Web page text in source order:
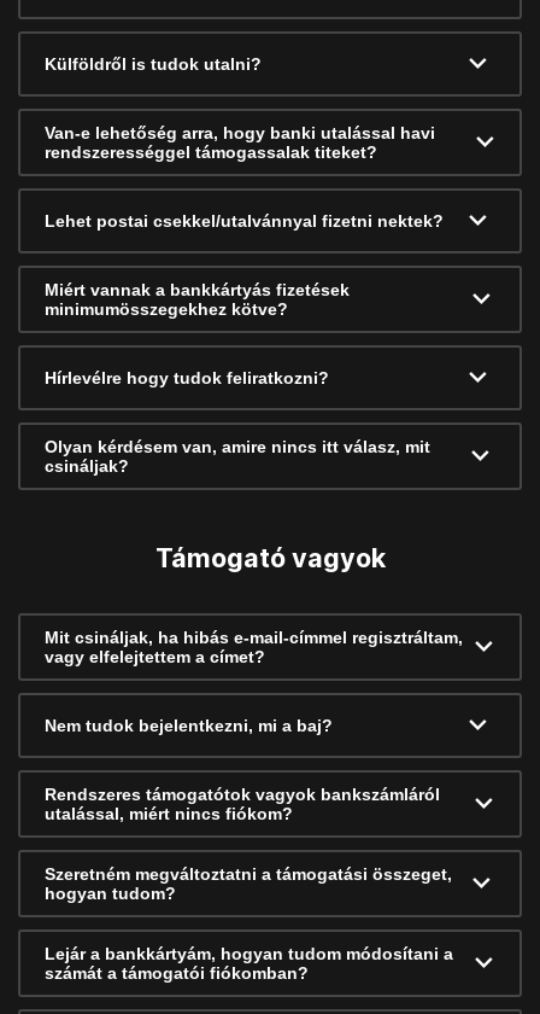
Külföldről is tudok utalni?
Van-e lehetőség arra, hogy banki utalással havi
rendszerességgel támogassalak titeket?
Lehet postai csekkel/utalvánnyal fizetni nektek?
Miért vannak a bankkártyás fizetések
minimumösszegekhez kötve?
Hírlevélre hogy tudok feliratkozni?
Olyan kérdésem van, amire nincs itt válasz, mit
csináljak?
Támogató vagyok
Mit csináljak, ha hibás e-mail-címmel regisztráltam,
vagy elfelejtettem a címet?
Nem tudok bejelentkezni, mi a baj?
Rendszeres támogatótok vagyok bankszámláról
utalással, miért nincs fiókom?
Szeretném megváltoztatni a támogatási összeget,
hogyan tudom?
Lejár a bankkártyám, hogyan tudom módosítani a
számát a támogatói fiókomban?